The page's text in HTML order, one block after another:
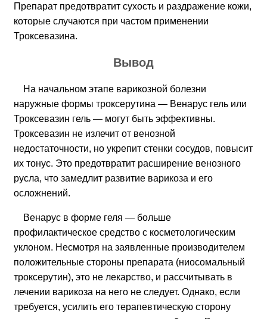
Препарат предотвратит сухость и раздражение кожи,
которые случаются при частом применении
Троксевазина.
Вывод
На начальном этапе варикозной болезни
наружные формы троксерутина — Венарус гель или
Троксевазин гель — могут быть эффективны.
Троксевазин не излечит от венозной
недостаточности, но укрепит стенки сосудов, повысит
их тонус. Это предотвратит расширение венозного
русла, что замедлит развитие варикоза и его
осложнений.
Венарус в форме геля — больше
профилактическое средство с косметологическим
уклоном. Несмотря на заявленные производителем
положительные стороны препарата (ниосомальный
троксерутин), это не лекарство, и рассчитывать в
лечении варикоза на него не следует. Однако, если
требуется, усилить его терапевтическую сторону